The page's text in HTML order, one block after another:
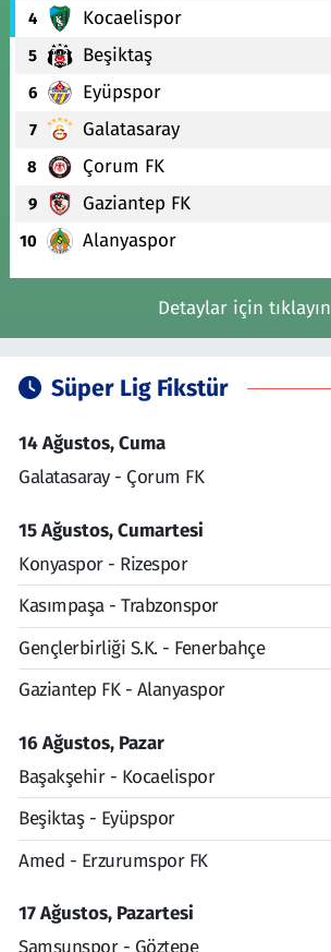
4 Kocaelispor
5 Beşiktaş
6 Eyüpspor
7 Galatasaray
8 Çorum FK
9 Gaziantep FK
10 Alanyaspor
Detaylar için tıklayın
Süper Lig Fikstür
14 Ağustos, Cuma
Galatasaray - Çorum FK
15 Ağustos, Cumartesi
Konyaspor - Rizespor
Kasımpaşa - Trabzonspor
Gençlerbirliği S.K. - Fenerbahçe
Gaziantep FK - Alanyaspor
16 Ağustos, Pazar
Başakşehir - Kocaelispor
Beşiktaş - Eyüpspor
Amed - Erzurumspor FK
17 Ağustos, Pazartesi